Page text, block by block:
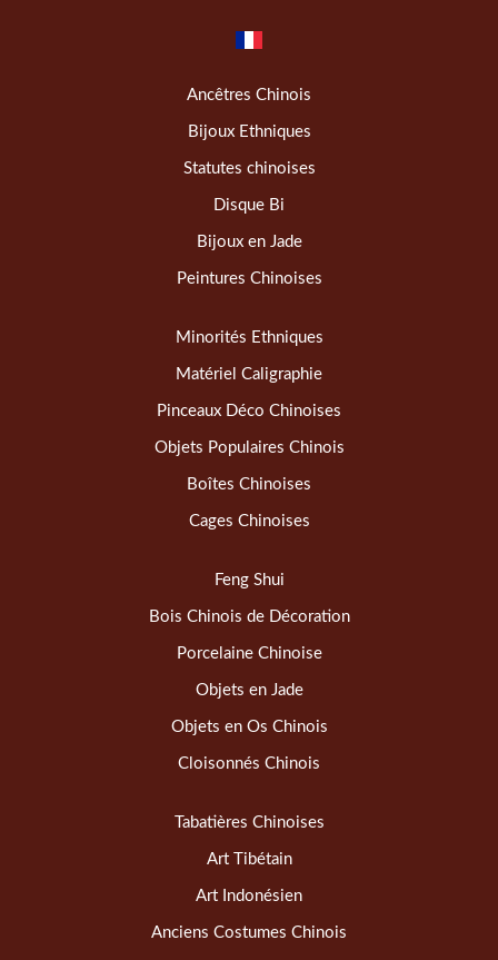
Ancêtres Chinois
Bijoux Ethniques
Statutes chinoises
Disque Bi
Bijoux en Jade
Peintures Chinoises
Minorités Ethniques
Matériel Caligraphie
Pinceaux Déco Chinoises
Objets Populaires Chinois
Boîtes Chinoises
Cages Chinoises
Feng Shui
Bois Chinois de Décoration
Porcelaine Chinoise
Objets en Jade
Objets en Os Chinois
Cloisonnés Chinois
Tabatières Chinoises
Art Tibétain
Art Indonésien
Anciens Costumes Chinois